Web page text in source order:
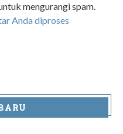
mengurangi spam.
Anda diproses